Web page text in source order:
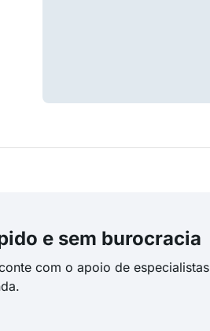
e sem burocracia
com o apoio de especialistas